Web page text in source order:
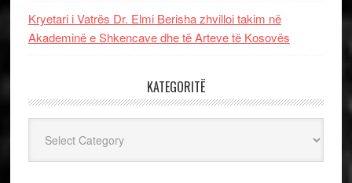
Kryetari i Vatrës Dr. Elmi Berisha zhvilloi takim në
Akademinë e Shkencave dhe të Arteve të Kosovës
KATEGORITË